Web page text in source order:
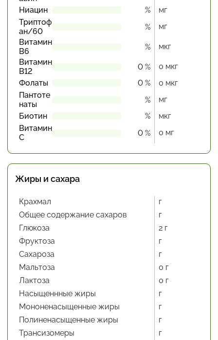
Ниацин
%
мг
Триптоф
ан/60
%
мг
Витамин
В6
%
мкг
Витамин
В12
0 %
0 мкг
Фолаты
0 %
0 мкг
Пантоте
наты
%
мг
Биотин
%
мкг
Витамин
С
0 % 0 мг
Жиры и сахара
Крахмал
г
Общее содержание сахаров
г
Глюкоза
2 г
Фруктоза
г
Сахароза
г
Мальтоза
0 г
Лактоза
0 г
Насыщеннные жиры
г
Мононенасыщенные жиры
г
Полиненасыщенные жиры
г
Трансизомеры
г